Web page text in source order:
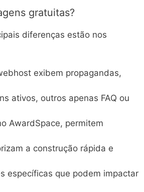
gratuitas?
diferenças estão nos
exibem propagandas,
ativos, outros apenas FAQ ou
AwardSpace, permitem
a construção rápida e
específicas que podem impactar